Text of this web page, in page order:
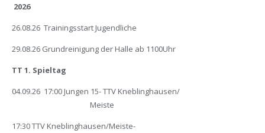
2026
26.08.26 Trainingsstart Jugendliche
29.08.26 Grundreinigung der Halle ab 1100Uhr
TT 1. Spieltag
04.09.26 17:00 Jungen 15- TTV Kneblinghausen/
Meiste
17:30 TTV Kneblinghausen/Meiste-